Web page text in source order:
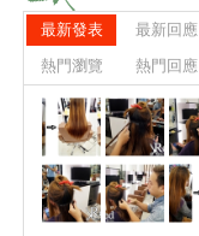
最新發表 最新回應
熱門瀏覽
熱門回應